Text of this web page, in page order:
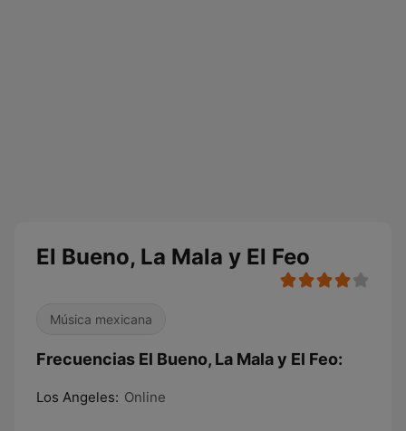
El Bueno, La Mala y El Feo
Música mexicana
Frecuencias El Bueno, La Mala y El Feo:
Los Angeles: Online